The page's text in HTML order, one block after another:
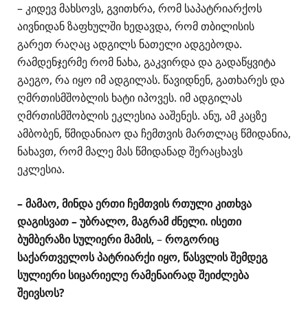
– კიდევ მახსოვს, გვითხრა, რომ საპატრიარქოს
აივნიდან ზაფხულში ხედავდა, რომ თბილისის
გარეთ რაღაც ადგილს ნათელი ადგებოდა.
რამდენჯერმე რომ ნახა, გაკვირდა და გადაწყვიტა
გაეგო, რა იყო იმ ადგილას. წავიდნენ, გათხარეს და
ღმრთისმშობლის ხატი იპოვეს. იმ ადგილას
ღმრთისმშობლის ეკლესია ააშენეს. ანუ, ამ კაცზე
ამბობენ, წმიდანიაო და ჩემთვის მართლაც წმიდანია,
ნახავთ, რომ მალე მას წმიდანად შერაცხავს
ეკლესია.
– მამაო, მინდა ერთი ჩემთვის რთული კითხვა
დაგისვათ – უბრალო, მაგრამ ძნელი. ისეთი
ბუმბერაზი სულიერი მამის,–როგორიც
საქართველოს პატრიარქი იყო, წასვლის შემდეგ
სულიერი სიცარიელე რამენაირად შეიძლება
შეივსოს?